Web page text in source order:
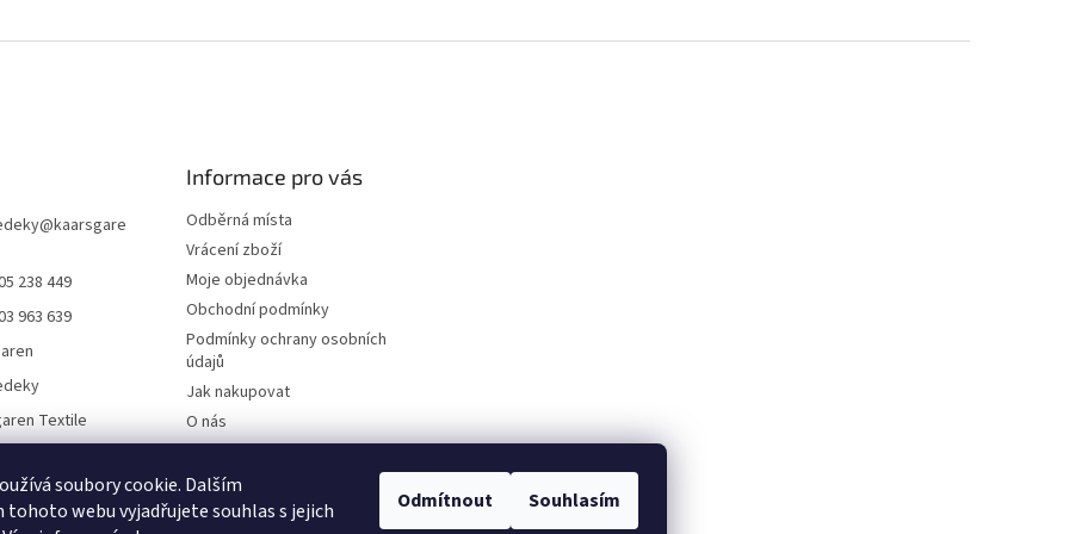
soubory cookie. Dalším
tohoto webu vyjadřujete souhlas s jejich
Odmítnout Souhlasím
@kaarsgare
238 449
963 639
Textile
Informace pro vás
Odběrná místa
Vrácení zboží
Moje objednávka
Obchodní podmínky
Podmínky ochrany osobních
údajů
Jak nakupovat
O nás
On-line platby
Velkoobchod